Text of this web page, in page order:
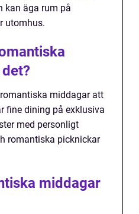
kan äga rum på
utomhus.
middagar att
fine dining på exklusiva
med personligt
romantiska picknickar
middagar